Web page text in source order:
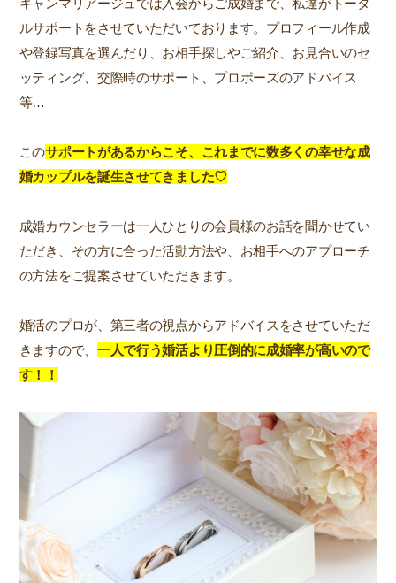
キャンマリアージュでは入会からご成婚まで、私達がトータ
ルサポートをさせていただいております。プロフィール作成
や登録写真を選んだり、お相手探しやご紹介、お見合いのセ
ッティング、交際時のサポート、プロポーズのアドバイス
等…
このサポートがあるからこそ、これまでに数多くの幸せな成
婚カップルを誕生させてきました♡
成婚カウンセラーは一人ひとりの会員様のお話を聞かせてい
ただき、その方に合った活動方法や、お相手へのアプローチ
の方法をご提案させていただきます。
婚活のプロが、第三者の視点からアドバイスをさせていただ
きますので、 一人で行う婚活より圧倒的に成婚率が高いので
す！！